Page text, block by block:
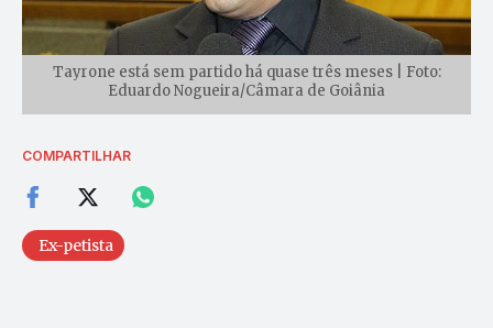
Tayrone está sem partido há quase três meses | Foto:
Eduardo Nogueira/Câmara de Goiânia
COMPARTILHAR
Ex-petista